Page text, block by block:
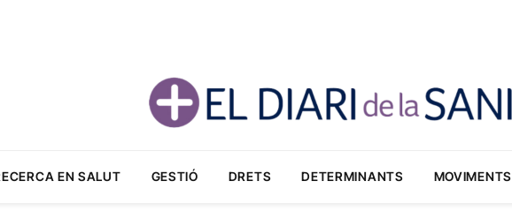
EN SALUT GESTIÓ DRETS DETERMINANTS MOVIMENTS